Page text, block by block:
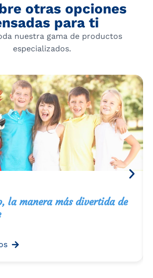
otras opciones
para ti
nuestra gama de productos
especializados.
la manera más divertida de